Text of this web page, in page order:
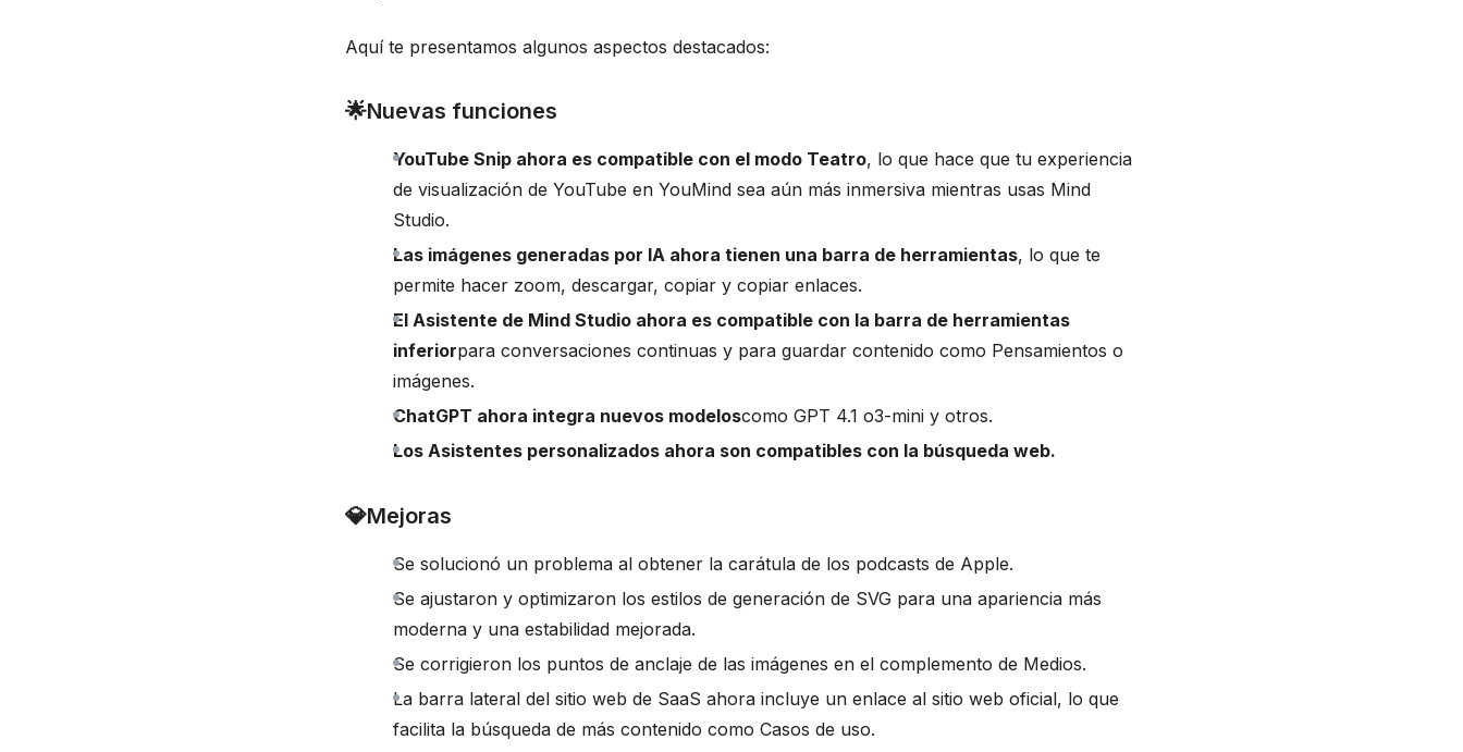
Aquí te presentamos algunos aspectos destacados:
🌟Nuevas funciones
YouTube Snip ahora es compatible con el modo Teatro, lo que hace que tu experiencia
de visualización de YouTube en YouMind sea aún más inmersiva mientras usas Mind
Studio.
Las imágenes generadas por IA ahora tienen una barra de herramientas, lo que te
permite hacer zoom, descargar, copiar y copiar enlaces.
El Asistente de Mind Studio ahora es compatible con la barra de herramientas
inferiorpara conversaciones continuas y para guardar contenido como Pensamientos o
imágenes.
ChatGPT ahora integra nuevos modeloscomo GPT 4.1 o3-mini y otros.
Los Asistentes personalizados ahora son compatibles con la búsqueda web.
💎Mejoras
Se solucionó un problema al obtener la carátula de los podcasts de Apple.
Se ajustaron y optimizaron los estilos de generación de SVG para una apariencia más
moderna y una estabilidad mejorada.
Se corrigieron los puntos de anclaje de las imágenes en el complemento de Medios.
La barra lateral del sitio web de SaaS ahora incluye un enlace al sitio web oficial, lo que
facilita la búsqueda de más contenido como Casos de uso.